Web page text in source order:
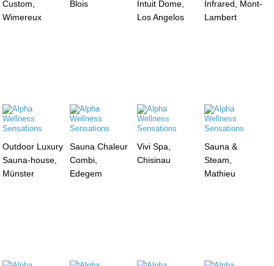
Custom,
Wimereux
Blois
Intuit Dome,
Los Angelos
Infrared, Mont-
Lambert
Outdoor Luxury
Sauna-house,
Münster
Sauna Chaleur
Combi,
Edegem
Vivi Spa,
Chisinau
Sauna &
Steam,
Mathieu